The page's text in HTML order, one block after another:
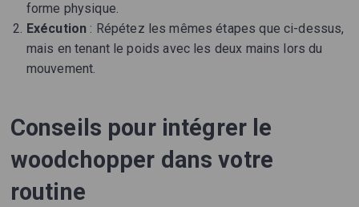
forme physique.
Exécution : Répétez les mêmes étapes que ci-dessus,
mais en tenant le poids avec les deux mains lors du
mouvement.
Conseils pour intégrer le
woodchopper dans votre
routine